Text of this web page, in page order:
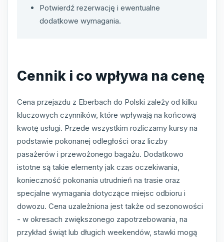
Potwierdź rezerwację i ewentualne
dodatkowe wymagania.
Cennik i co wpływa na cenę
Cena przejazdu z Eberbach do Polski zależy od kilku
kluczowych czynników, które wpływają na końcową
kwotę usługi. Przede wszystkim rozliczamy kursy na
podstawie pokonanej odległości oraz liczby
pasażerów i przewożonego bagażu. Dodatkowo
istotne są takie elementy jak czas oczekiwania,
konieczność pokonania utrudnień na trasie oraz
specjalne wymagania dotyczące miejsc odbioru i
dowozu. Cena uzależniona jest także od sezonowości
- w okresach zwiększonego zapotrzebowania, na
przykład świąt lub długich weekendów, stawki mogą